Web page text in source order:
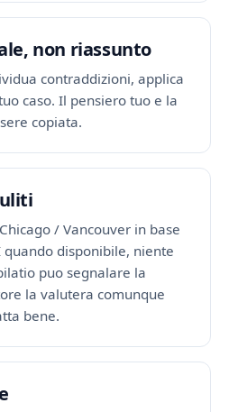
non riassunto
contraddizioni, applica
caso. Il pensiero tuo e la
copiata.
/ Vancouver in base
disponibile, niente
puo segnalare la
la valutera comunque
bene.